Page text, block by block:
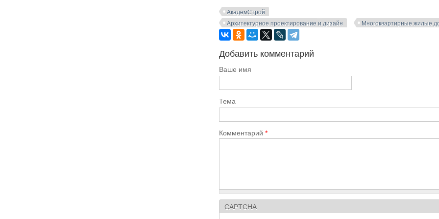
АкадемСтрой
Архитектурное проектирование и дизайн
Многоквартирные жилые
Добавить комментарий
Ваше имя
Тема
Комментарий*
CAPTCHA